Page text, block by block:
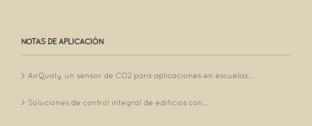
NOTAS DE APLICACIÓN
AirQualy, un sensor de CO2 para aplicaciones en escuelas...
Soluciones de control integral de edificios con...